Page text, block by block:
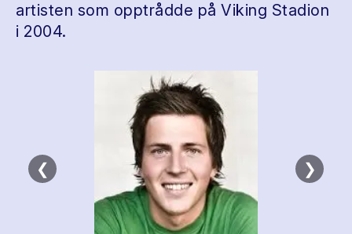
artisten som opptrådde på Viking Stadion
i 2004.
❮ ❯